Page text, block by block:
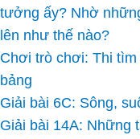
tưởng ấy? Nhờ
lên như thế nào?
Chơi trò chơi: Thi
bảng
Giải bài 6C: Sông,
Giải bài 14A: Những